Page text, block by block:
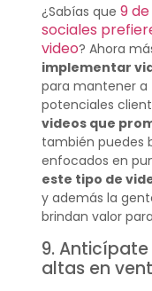
¿Sabías que 9
sociales
video? Ahora
implementar
para mantener
potenciales
videos que
también puedes
enfocados en
este tipo de
y además la
brindan valor
9.
altas en